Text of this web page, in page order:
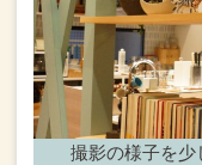
撮影の様子を少